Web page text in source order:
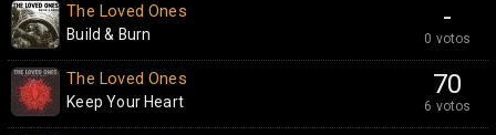
-
0 votos
The Loved Ones
Build & Burn
70
6 votos
The Loved Ones
Keep Your Heart